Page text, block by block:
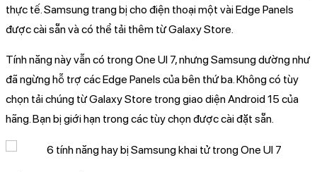
thực tế. Samsung trang bị cho điện thoại một vài Edge Panels
được cài sẵn và có thể tải thêm từ Galaxy Store.
Tính năng này vẫn có trong One UI 7, nhưng Samsung dường như
đã ngừng hỗ trợ các Edge Panels của bên thứ ba. Không có tùy
chọn tải chúng từ Galaxy Store trong giao diện Android 15 của
hãng. Bạn bị giới hạn trong các tùy chọn được cài đặt sẵn.